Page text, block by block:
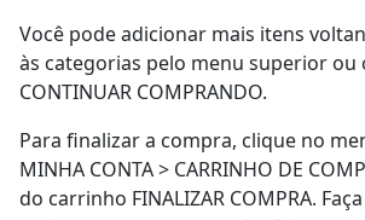
Você pode adicionar mais itens
às categorias pelo menu superior ou
CONTINUAR COMPRANDO.
Para finalizar a compra, clique no
MINHA CONTA > CARRINHO DE
do carrinho FINALIZAR COMPRA.